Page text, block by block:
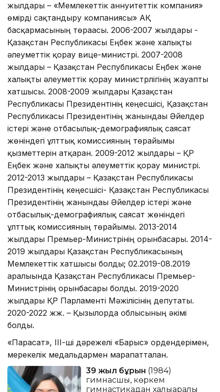
жылдары – «Мемлекеттік аннуитеттік компания»
өмірді сақтандыру компаниясы» АҚ
басқармасының төрағасы. 2006-2007 жылдары -
Қазақстан Республикасы Еңбек және халықты
әлеуметтік қорғау вице-министрі. 2007-2008
жылдары – Қазақстан Республикасы Еңбек және
халықты әлеуметтік қорғау министрлігінің жауапты
хатшысы. 2008-2009 жылдары Қазақстан
Республикасы Президентінің кеңесшісі, Қазақстан
Республикасы Президентінің жанындағы Әйелдер
істері және отбасылық-демографиялық саясат
жөніндегі ұлттық комиссияның төрайымы
қызметтерін атқарған. 2009-2012 жылдары – ҚР
Еңбек және халықты әлеуметтік қорғау министрі.
2012-2013 жылдары – Қазақстан Республикасы
Президентінің кеңесшісі- Қазақстан Республикасы
Президентінің жанындағы Әйелдер істері және
отбасылық-демографиялық саясат жөніндегі
ұлттық комиссияның төрайымы. 2013-2014
жылдары Премьер-Министрінің орынбасары. 2014-
2019 жылдары Қазақстан Республикасының
Мемлекеттік хатшысы болды; 02.2019-08.2019
аралығында Қазақстан Республикасы Премьер-
Министрінің орынбасары болды. 2019-2020
жылдары ҚР Парламенті Мәжілісінің депутаты.
2020-2022 жж. – Қызылорда облысының әкімі
болды.
«Парасат», ІІІ-ші дәрежелі «Барыс» ордендерімен,
мерекелік медальдармен марапатталған.
39 жыл бұрын (1984)
гимнасшы, көркем
гимнастикадан халықаралық